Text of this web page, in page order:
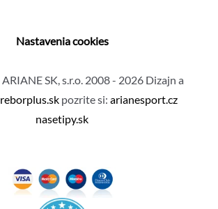
Nastavenia cookies
SK, s.r.o. 2008 - 2026 Dizajn a
pozrite si: arianesport.cz
nasetipy.sk